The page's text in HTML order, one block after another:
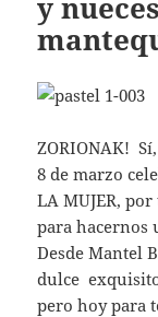
y
ZORIONAK!
8 de marzo
LA MUJER,
para hacernos
Desde Mantel
dulce
pero hoy para